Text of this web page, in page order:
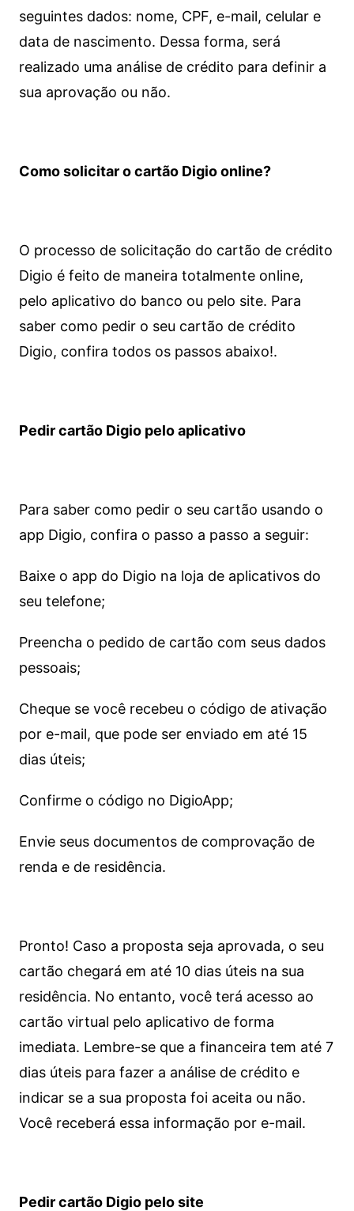
seguintes dados: nome, CPF, e-mail, celular e
data de nascimento. Dessa forma, será
realizado uma análise de crédito para definir a
sua aprovação ou não.
Como solicitar o cartão Digio online?
O processo de solicitação do cartão de crédito
Digio é feito de maneira totalmente online,
pelo aplicativo do banco ou pelo site. Para
saber como pedir o seu cartão de crédito
Digio, confira todos os passos abaixo!.
Pedir cartão Digio pelo aplicativo
Para saber como pedir o seu cartão usando o
app Digio, confira o passo a passo a seguir:
Baixe o app do Digio na loja de aplicativos do
seu telefone;
Preencha o pedido de cartão com seus dados
pessoais;
Cheque se você recebeu o código de ativação
por e-mail, que pode ser enviado em até 15
dias úteis;
Confirme o código no DigioApp;
Envie seus documentos de comprovação de
renda e de residência.
Pronto! Caso a proposta seja aprovada, o seu
cartão chegará em até 10 dias úteis na sua
residência. No entanto, você terá acesso ao
cartão virtual pelo aplicativo de forma
imediata. Lembre-se que a financeira tem até 7
dias úteis para fazer a análise de crédito e
indicar se a sua proposta foi aceita ou não.
Você receberá essa informação por e-mail.
Pedir cartão Digio pelo site